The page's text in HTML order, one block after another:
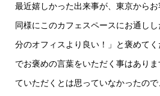
最近嬉しかった出来事が、東京から
同様にこのカフェスペースにお通し
分のオフィスより良い！」と褒めて
でお褒めの言葉をいただく事はあり
ていただくとは思っていなかったの